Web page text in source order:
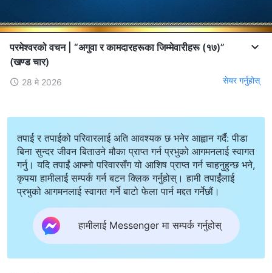
परमेश्‍वरको वचन | “अगुवा र कामदारहरूका जिम्‍मेवारीहरू (१७)”
(खण्ड चार)
28 मे 2026 सेयर गर्नुहोस्
तपाई र तपाईको परिवारलाई अति आवश्यक छ भनेर आह्वान गर्दै: पीडा
बिना सुन्दर जीवन बिताउने मौका प्राप्त गर्न प्रभुको आगमनलाई स्वागत
गर्नु। यदि तपाईं आफ्नो परिवारसँग यो आशिष प्राप्त गर्न चाहनुहुन्छ भने,
कृपया हामीलाई सम्पर्क गर्न बटन क्लिक गर्नुहोस्। हामी तपाईंलाई
प्रभुको आगमनलाई स्वागत गर्ने बाटो फेला पार्न मद्दत गर्नेछौं।
हामीलाई Messenger मा सम्पर्क गर्नुहोस्